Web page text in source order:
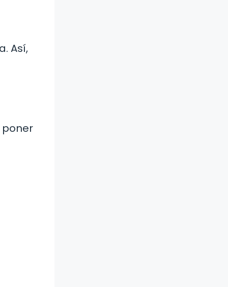
Así,
poner